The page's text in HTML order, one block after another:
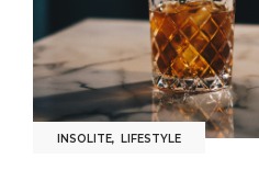
INSOLITE, LIFESTYLE